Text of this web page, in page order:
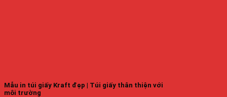
Mẫu in túi giấy Kraft đẹp | Túi giấy thân thiện với
môi trường